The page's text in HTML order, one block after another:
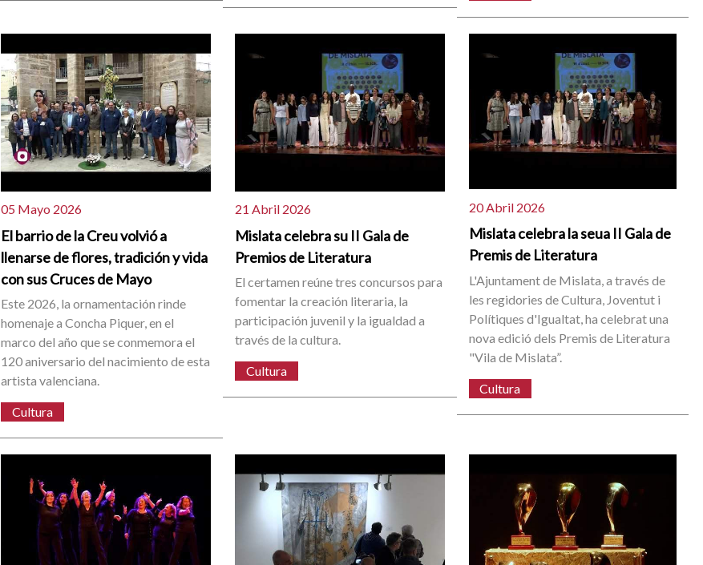
05 Mayo 2026
El barrio de la Creu volvió a
llenarse de flores, tradición y vida
con sus Cruces de Mayo
Este 2026, la ornamentación rinde
homenaje a Concha Piquer, en el
marco del año que se conmemora el
120 aniversario del nacimiento de esta
artista valenciana.
Cultura
21 Abril 2026
Mislata celebra su II Gala de
Premios de Literatura
El certamen reúne tres concursos para
fomentar la creación literaria, la
participación juvenil y la igualdad a
través de la cultura.
Cultura
20 Abril 2026
Mislata celebra la seua II Gala de
Premis de Literatura
L'Ajuntament de Mislata, a través de
les regidories de Cultura, Joventut i
Polítiques d'Igualtat, ha celebrat una
nova edició dels Premis de Literatura
"Vila de Mislata”.
Cultura